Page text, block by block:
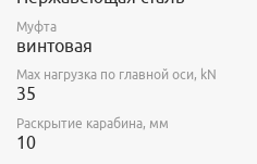
Муфта
винтовая
Max нагрузка по главной оси, kN
35
Раскрытие карабина, мм
10